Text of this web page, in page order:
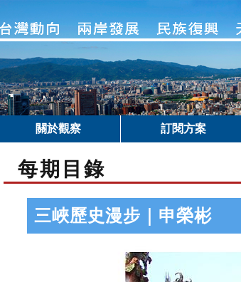
關於觀察 訂閱方案
每期目錄
三峽歷史漫步｜申榮彬